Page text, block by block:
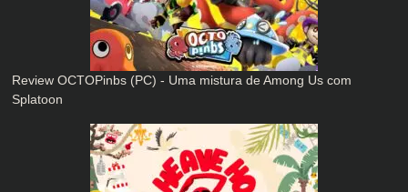
Review OCTOPinbs (PC) - Uma mistura de Among Us com
Splatoon